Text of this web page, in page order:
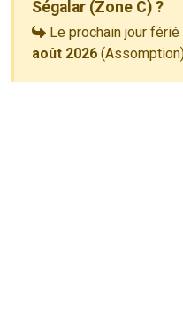
Ségalar (Zone C) ?
Le prochain jour
août 2026